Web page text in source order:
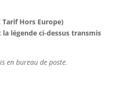
Hors Europe)
légende ci-dessus transmis
en bureau de poste.